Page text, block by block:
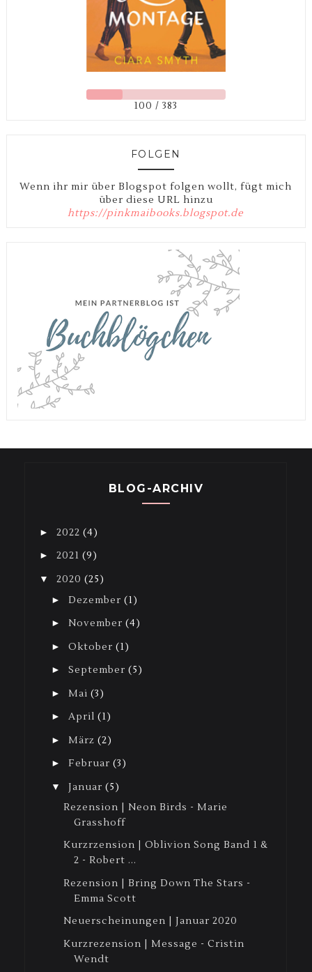
100 / 383
FOLGEN
Wenn ihr mir über Blogspot folgen wollt, fügt mich
über diese URL hinzu
https://pinkmaibooks.blogspot.de
BLOG-ARCHIV
►2022(4)
►2021(9)
▼2020(25)
►Dezember(1)
►November(4)
►Oktober(1)
►September(5)
► Mai(3)
►April(1)
► März(2)
► Februar(3)
▼Januar(5)
Rezension | Neon Birds - Marie
Grasshoff
Kurzrzension | Oblivion Song Band 1 &
2 - Robert ...
Rezension | Bring Down The Stars -
Emma Scott
Neuerscheinungen | Januar 2020
Kurzrezension | Message - Cristin
Wendt